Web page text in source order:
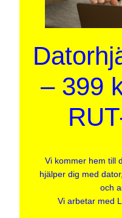
– 399
Vi kommer hem till
hjälper dig med
och
Vi arbetar med